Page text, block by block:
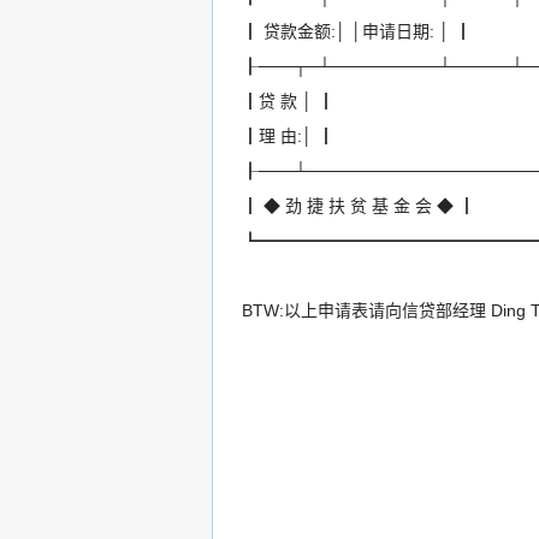
┃ 贷款金额:│ │申请日期: │ ┃
┃贷 款 │ ┃
┃理 由:│ ┃
┃ ◆ 劲 捷 扶 贫 基 金 会 ◆ ┃
BTW:以上申请表请向信贷部经理 Ding